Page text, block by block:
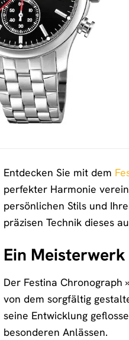
Entdecken Sie mit dem
perfekter Harmonie
persönlichen Stils und
präzisen Technik dieses
Ein
Der Festina Chronograph
von dem sorgfältig
seine Entwicklung
besonderen Anlässen.